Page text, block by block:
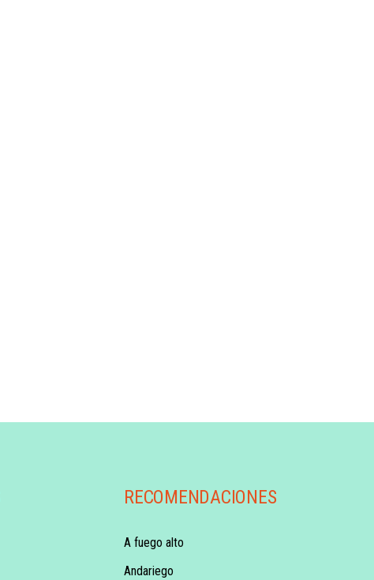
RECOMENDACIONES
A fuego alto
Andariego